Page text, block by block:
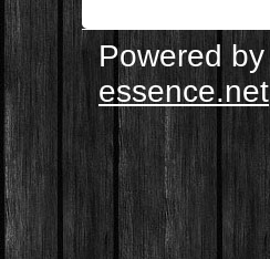
Powered by
essence.net